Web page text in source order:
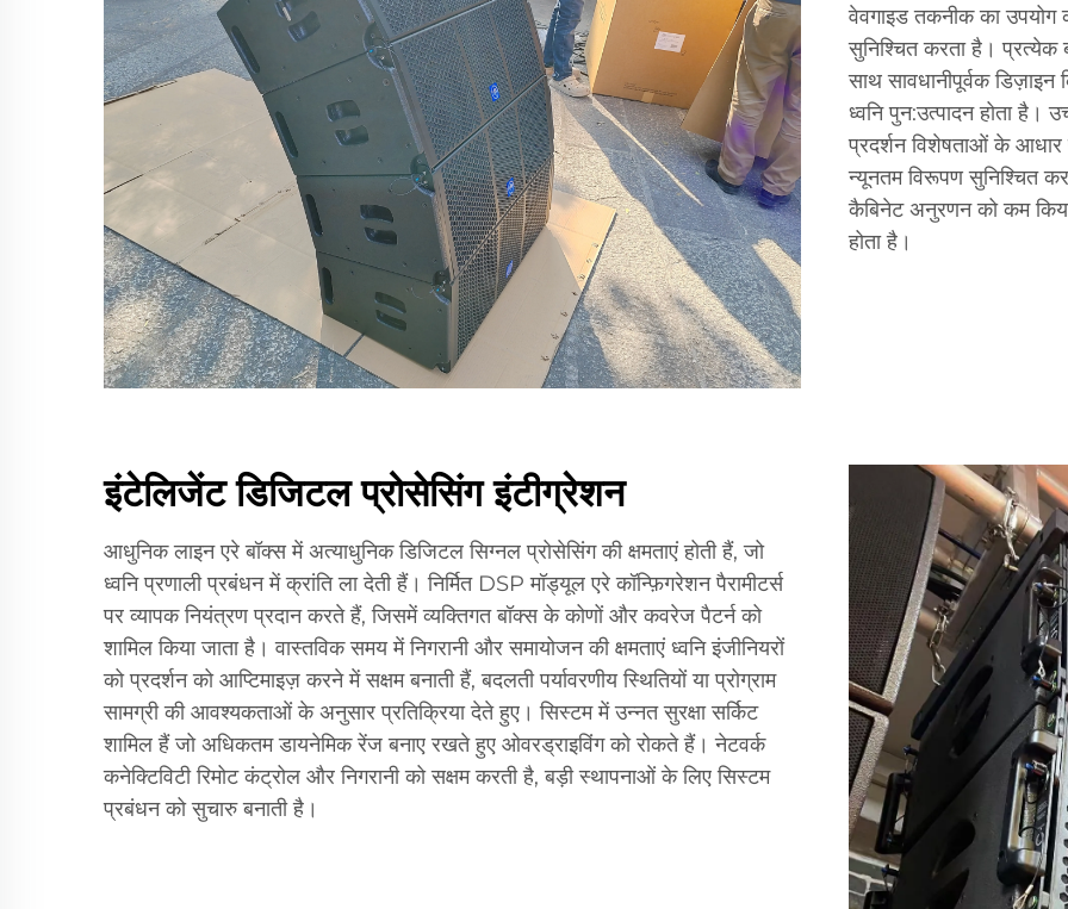
वेवगाइड तकनीक का उपयोग
सुनिश्चित करता है।
साथ सावधानीपूर्वक
ध्वनि पुन:उत्पादन होता है।
प्रदर्शन विशेषताओं के
न्यूनतम विरूपण सुनिश्चित
कैबिनेट अनुरणन को कम
होता है।
इंटेलिजेंट डिजिटल प्रोसेसिंग इंटीग्रेशन
आधुनिक लाइन एरे बॉक्स में अत्याधुनिक डिजिटल सिग्नल प्रोसेसिंग की क्षमताएं होती हैं, जो
ध्वनि प्रणाली प्रबंधन में क्रांति ला देती हैं। निर्मित DSP मॉड्यूल एरे कॉन्फ़िगरेशन पैरामीटर्स
पर व्यापक नियंत्रण प्रदान करते हैं, जिसमें व्यक्तिगत बॉक्स के कोणों और कवरेज पैटर्न को
शामिल किया जाता है। वास्तविक समय में निगरानी और समायोजन की क्षमताएं ध्वनि इंजीनियरों
को प्रदर्शन को आप्टिमाइज़ करने में सक्षम बनाती हैं, बदलती पर्यावरणीय स्थितियों या प्रोग्राम
सामग्री की आवश्यकताओं के अनुसार प्रतिक्रिया देते हुए। सिस्टम में उन्नत सुरक्षा सर्किट
शामिल हैं जो अधिकतम डायनेमिक रेंज बनाए रखते हुए ओवरड्राइविंग को रोकते हैं। नेटवर्क
कनेक्टिविटी रिमोट कंट्रोल और निगरानी को सक्षम करती है, बड़ी स्थापनाओं के लिए सिस्टम
प्रबंधन को सुचारु बनाती है।